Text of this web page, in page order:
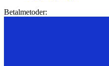
Betalmetoder: